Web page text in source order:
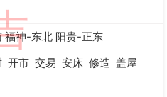
福神-东北 阳贵-正东
开市 交易 安床 修造 盖屋